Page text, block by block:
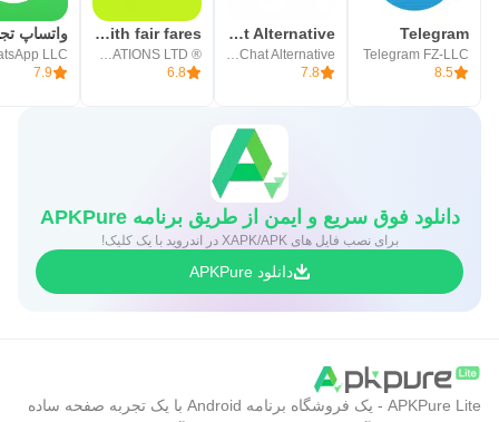
Telegram
Telegram FZ-LLC
8.5
OmeTV – Video Chat Alternative
7.8
inDrive. Rides with fair fares
6.8
واتساپ
LLC
7.9
دانلود فوق سریع و ایمن از طریق برنامه APKPure
برای نصب فایل های XAPK/APK در اندروید با یک کلیک!
دانلود APKPure
APKPure Lite - یک فروشگاه برنامه Android با یک تجربه صفحه ساده